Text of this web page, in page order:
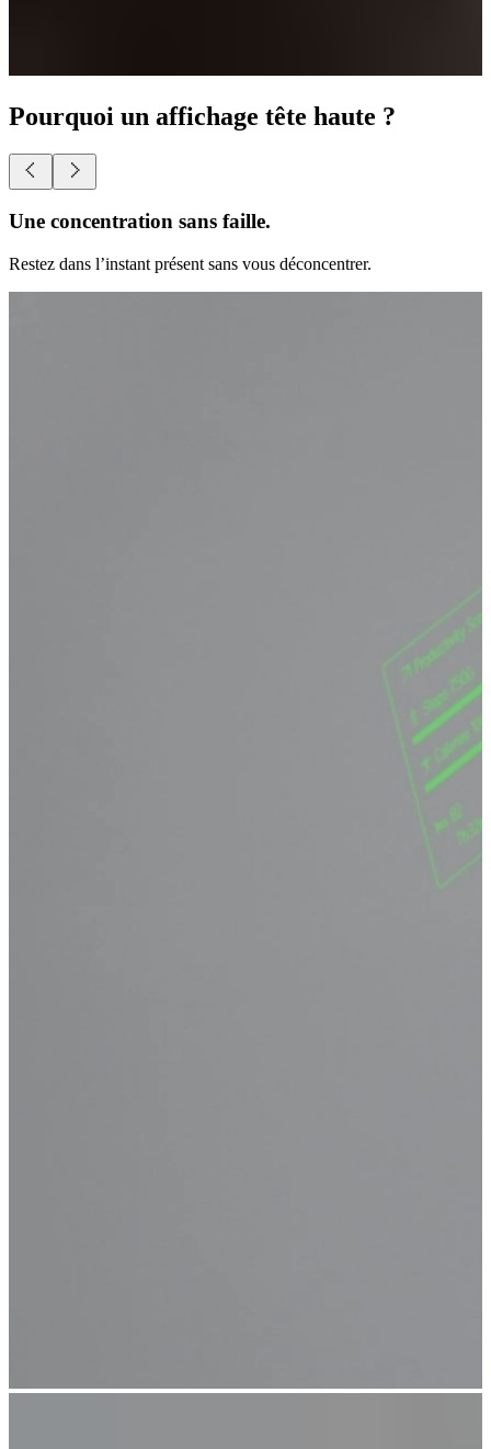
Pourquoi un affichage tête haute ?
Une liberté totale.
Accédez à tout ce qui se trouve devant vos yeux.